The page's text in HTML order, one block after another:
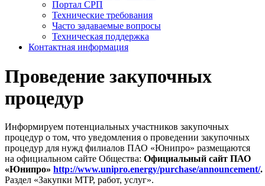
Портал СРП
Технические требования
Часто задаваемые вопросы
Техническая поддержка
Контактная информация
Проведение закупочных
процедур
Информируем потенциальных участников закупочных
процедур о том, что уведомления о проведении закупочных
процедур для нужд филиалов ПАО «Юнипро» размещаются
на официальном сайте Общества: Официальный сайт ПАО
«Юнипро» http://www.unipro.energy/purchase/announcement/.
Раздел «Закупки МТР, работ, услуг».